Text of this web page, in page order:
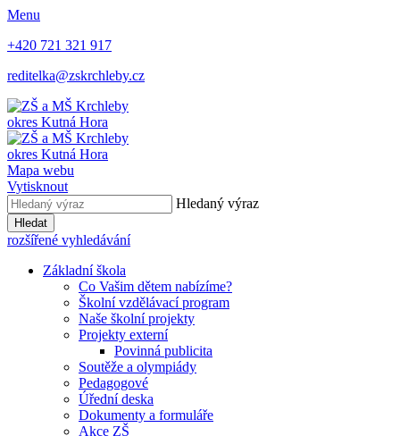
Menu
+420 721 321 917
reditelka@zskrchleby.cz
okres Kutná Hora
okres Kutná Hora
Mapa webu
Vytisknout
Hledaný výraz
Hledat
rozšířené vyhledávání
Základní škola
Co Vašim dětem nabízíme?
Školní vzdělávací program
Naše školní projekty
Projekty externí
Povinná publicita
Soutěže a olympiády
Pedagogové
Úřední deska
Dokumenty a formuláře
Akce ZŠ